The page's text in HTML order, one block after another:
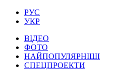
РУС
УКР
ВІДЕО
ФОТО
НАЙПОПУЛЯРНІШІ
СПЕЦПРОЕКТИ